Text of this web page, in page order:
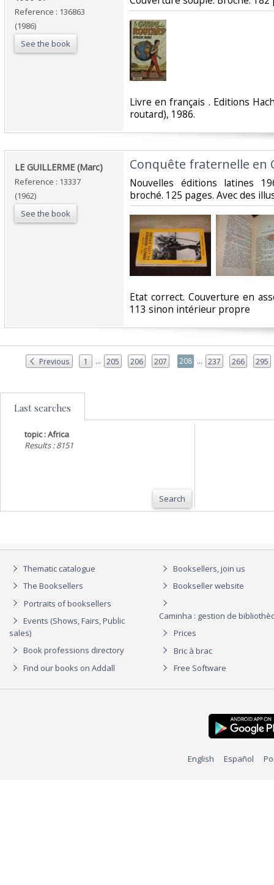
Reference : 136863
(1986)
See the book
‎Livre en français . Editions
routard), 1986.‎
‎LE GUILLERME (Marc)‎
Reference : 13337
(1962)
See the book
‎Conquête fraternelle en
‎Nouvelles éditions latines
broché. 125 pages. Avec des
‎Etat correct. Couverture en
113 sinon intérieur propre‎
Previous 1 ... 205 206 207 208 ... 237 266 295
Last searches
topic : Africa
Results : 8151
Search
Thematic catalogue
The Booksellers
Portraits of booksellers
Events (Shows, Fairs, Public
sales)
Book professions directory
Find our books on Addall
Booksellers, join us
Bookseller website
Caminha : gestion de
Prices
Bric à brac
Free Software
English Español